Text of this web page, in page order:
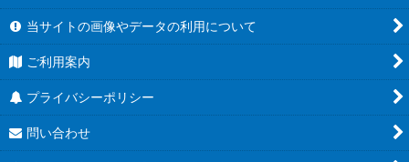
当サイトの画像やデータの利用について
ご利用案内
プライバシーポリシー
問い合わせ